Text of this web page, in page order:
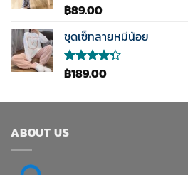
ให้คะแนน
คะแนน
฿89.00
ชุดเซ็ทลายหมีน้อย
ให้
฿189.00
ABOUT US